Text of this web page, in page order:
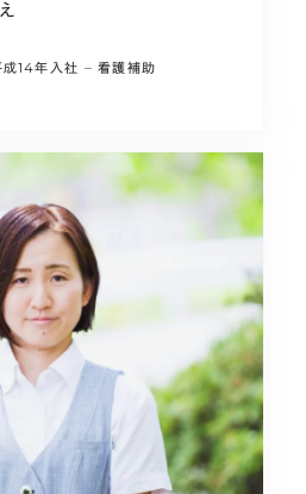
14年入社 看護補助